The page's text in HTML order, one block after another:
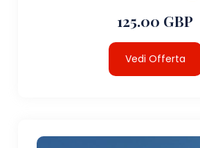
125.00 GBP
Vedi Offerta